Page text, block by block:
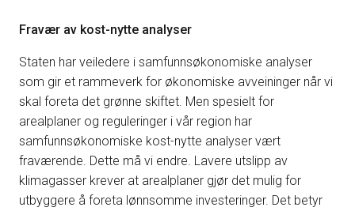
Fravær av kost-nytte analyser
Staten har veiledere i samfunnsøkonomiske analyser
som gir et rammeverk for økonomiske avveininger når vi
skal foreta det grønne skiftet. Men spesielt for
arealplaner og reguleringer i vår region har
samfunnsøkonomiske kost-nytte analyser vært
fraværende. Dette må vi endre. Lavere utslipp av
klimagasser krever at arealplaner gjør det mulig for
utbyggere å foreta lønnsomme investeringer. Det betyr